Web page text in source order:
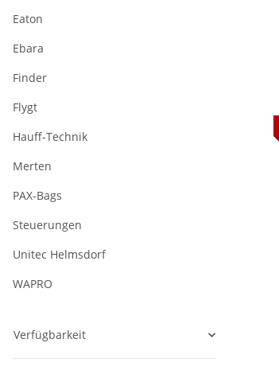
Eaton
Ebara
Finder
Flygt
Hauff-Technik
Merten
PAX-Bags
Steuerungen
Unitec Helmsdorf
WAPRO
Verfügbarkeit